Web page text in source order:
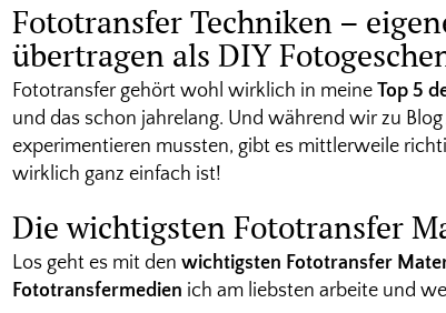
Fototransfer Techniken –
übertragen als DIY
Fototransfer gehört wohl wirklich in meine Top 5
und das schon jahrelang. Und während wir zu
experimentieren mussten, gibt es mittlerweile
wirklich ganz einfach ist!
Die wichtigsten Fototransfer
Los geht es mit den wichtigsten Fototransfer
Fototransfermedien ich am liebsten arbeite und